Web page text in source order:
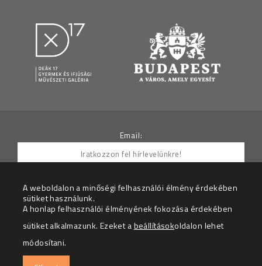
Email:
Hozzájárulok ahhoz, hogy az Adatkezelő részemre
Az adatkezelési tájékoztatót megértettem.
© 2026 – Deák 17 Gyermek és Ifjúsági Galéria – Minden
A weboldalon a minőségi felhasználói élmény érdekében
sütiket használunk.
A honlap felhasználói élményének fokozása érdekében
sütiket alkalmazunk. Ezeket abeállításokoldalon lehet
módosítani.